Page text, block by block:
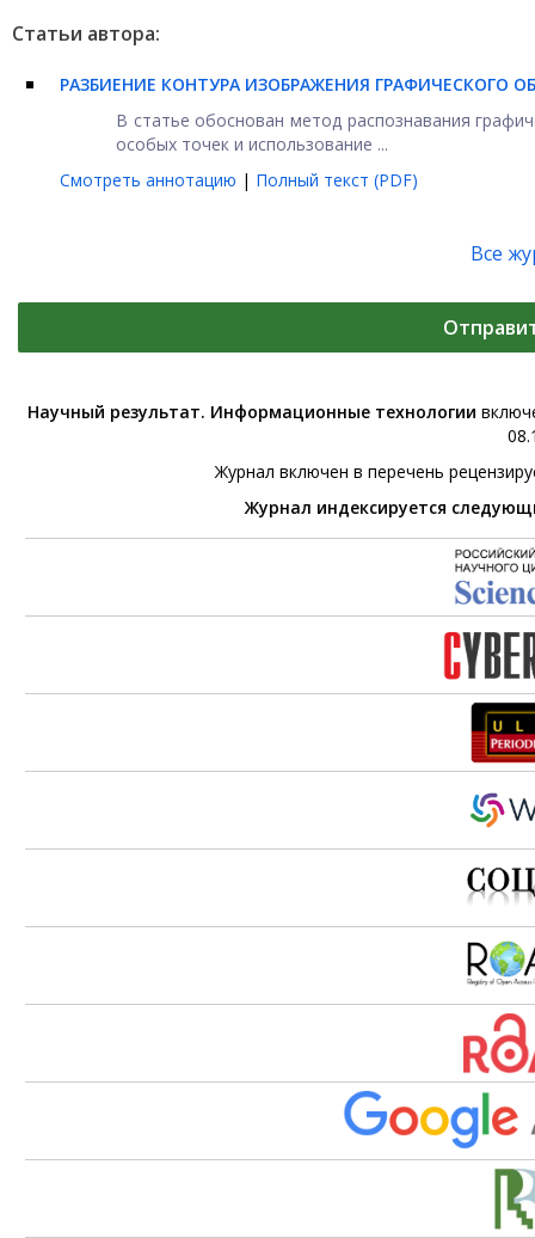
Статьи автора:
РАЗБИЕНИЕ КОНТУРА ИЗОБРАЖЕНИЯ ГРАФИЧЕСКОГО
В статье обоснован метод распознавания
особых точек и использование ...
Смотреть аннотацию | Полный текст (PDF)
Все
Научный результат. Информационные технологии
Журнал включен в перечень
Журнал индексируется